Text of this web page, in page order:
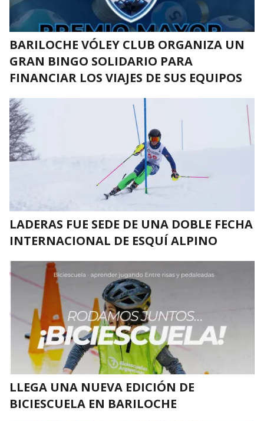
BARILOCHE VÓLEY CLUB ORGANIZA UN
GRAN BINGO SOLIDARIO PARA
FINANCIAR LOS VIAJES DE SUS EQUIPOS
LADERAS FUE SEDE DE UNA DOBLE FECHA
INTERNACIONAL DE ESQUÍ ALPINO
LLEGA UNA NUEVA EDICIÓN DE
BICIESCUELA EN BARILOCHE